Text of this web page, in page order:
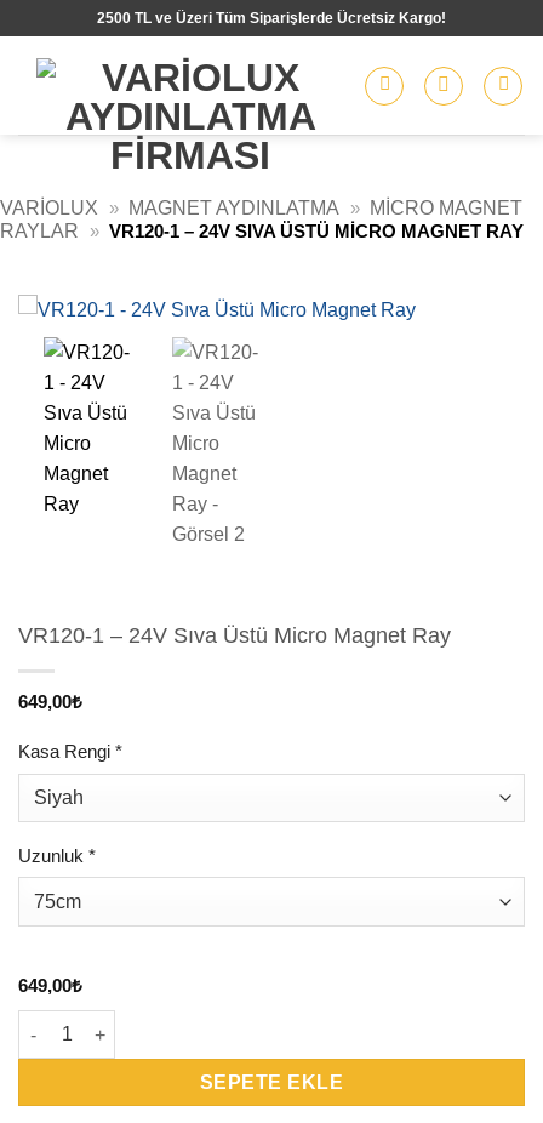
2500 TL ve Üzeri Tüm Siparişlerde Ücretsiz Kargo!
VARIOLUX » MAGNET AYDINLATMA » MICRO MAGNET
RAYLAR
» VR120-1 – 24V SIVA ÜSTÜ MICRO MAGNET RAY
VR120-1 – 24V Sıva Üstü Micro Magnet Ray
649,00₺
Kasa Rengi *
Uzunluk *
649,00₺
VR120-1 - 24V Sıva Üstü Micro Magnet Ray adet
SEPETE EKLE